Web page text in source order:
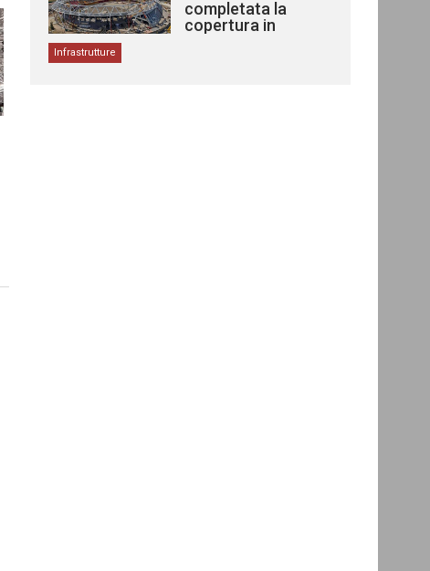
completata la
copertura in
Infrastrutture